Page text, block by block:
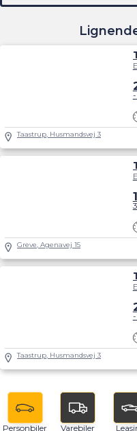
-
Taastrup, Husmandsvej 3
Greve, Agenavej 15
-
Taastrup, Husmandsvej 3
Personbiler Varebiler